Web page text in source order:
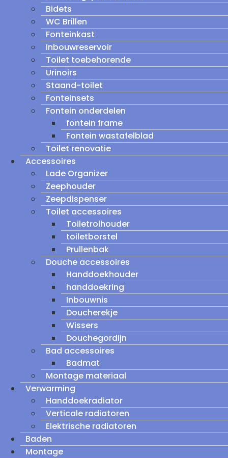
Bidets
WC Brillen
Fonteinkast
Inbouwreservoir
Toilet toebehorende
Urinoirs
Staand-toilet
Fonteinsets
Fontein onderdelen
fontein frame
Fontein wastafelblad
Toilet renovatie
Accessoires
Lade Organizer
Zeephouder
Zeepdispenser
Toilet accessoires
Toiletrolhouder
toiletborstel
Prullenbak
Douche accessoires
Handdoekhouder
handdoekring
Inbouwnis
Doucherekje
Wissers
Douchegordijn
Bad accessoires
Badmat
Montage materiaal
Verwarming
Handdoekradiator
Verticale radiatoren
Elektrische radiatoren
Baden
Montage